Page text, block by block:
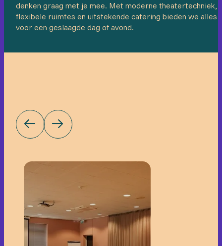
denken graag met je mee. Met moderne theatertechniek,
flexibele ruimtes en uitstekende catering bieden we alles
voor een geslaagde dag of avond.